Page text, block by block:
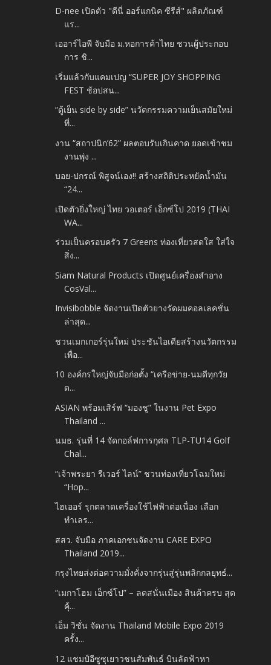
D-nee เปิดตัว "ดีนี่ ออร์แกนิค ซีรีส์" ผลิตภัณฑ์
แร...
เออาร์ไอพี จับมือ ม.หอการค้าไทย ชวนผู้ประกอบ
การ ชิ...
เริ่มแล้วกับแคมเปญ “SUPER JOY SHOPPING
FEST ช้อปสน...
“ตู้เย็น side by side” นวัตกรรมความเย็นสมัยใหม่
ที่...
งาน “สถาปนิก’62” ผลตอบรับเกินคาด ยอดเข้าชม
งานพุ่ง ...
บอย-ปกรณ์ พิสูจน์เอง!! สร้างสถิติประหยัดน้ำมัน
“24...
เปิดตัวยิ่งใหญ่ ไทย วอเตอร์ เอ็กซ์โป 2019 (THAI
WA...
ร่วมเป็นครอบครัว 7 Greens ท่องเที่ยวสดใส ใส่ใจ
สิ่ง...
Siam Natural Products เปิดศูนย์เครื่องสำอาง
CosVal...
Invisibobble จัดงานเปิดตัวยางรัดผมคอลเลคชั่น
ล่าสุด...
ชวนเมกเกอร์รุ่นใหม่ ประชันไอเดียสร้างนวัตกรรม
เพื่อ...
10 องค์กรใหญ่จับมือก่อตั้ง “เครือข่าย-นมดีทุกวัย
ด...
ASIAN พร้อมเสิร์ฟ “มองชู” ในงาน Pet Expo
Thailand ...
นมธ. รุ่นที่ 14 จัดกอล์ฟการกุศล TLP-TU14 Golf
Chal...
“เจ้าพระยา รีเวอร์ ไลน์” ชวนท่องเที่ยวโฉมใหม่
“Hop...
ไฮเออร์ รุกตลาดเครื่องใช้ไฟฟ้าต่อเนื่อง เลือก
ทำเลร...
สสว. จับมือ ภาคเอกชนจัดงาน CARE EXPO
Thailand 2019...
กรุงไทยส่งต่อความมั่งคั่งจากรุ่นสู่รุ่นพลิกกลยุทธ์...
“เมกาโฮม เอ็กซ์โป” – ลดสนั่นเมือง สินค้าครบ สุด
คุ้...
เอ็ม วิชั่น จัดงาน Thailand Mobile Expo 2019
ครั้ง...
12 แชมป์อีซูซุเยาวชนสัมพันธ์ บินลัดฟ้าหา